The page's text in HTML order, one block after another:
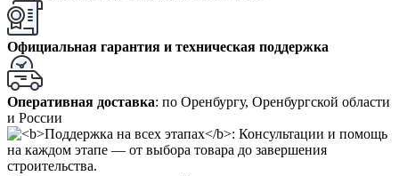
Официальная гарантия и техническая поддержка
Оперативная доставка: по Оренбургу, Оренбургской области
и России